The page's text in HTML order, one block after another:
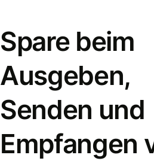
Spare beim
Ausgeben,
Senden und
Empfangen